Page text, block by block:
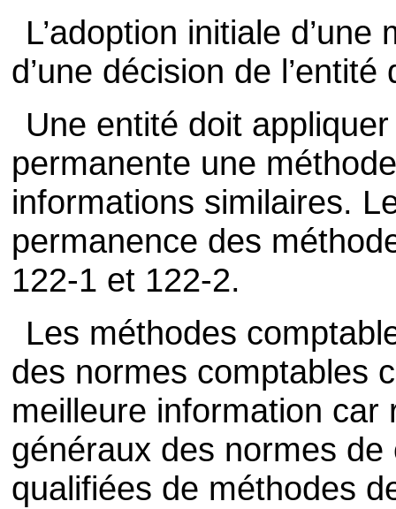
L’adoption initiale
d’une décision de
Une entité doit
permanente une
informations similaires.
permanence des
122-1 et 122-2.
Les méthodes
des normes comptables
meilleure information
généraux des normes
qualifiées de méthodes